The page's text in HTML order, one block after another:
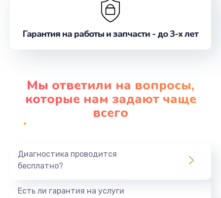
Гарантия на работы и запчасти - до 3-х лет
Мы ответили на вопросы,
которые нам задают чаще
всего
Диагностика проводится
бесплатно?
Есть ли гарантия на услуги